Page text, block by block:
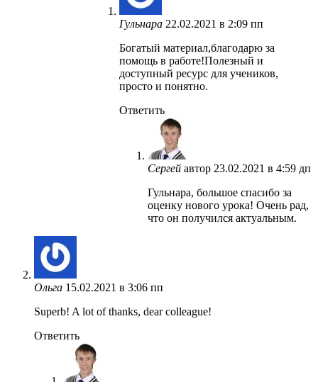
Гульнара 22.02.2021 в 2:09 пп
Богатый материал,благодарю за
помощь в работе!Полезный и
доступный ресурс для учеников,
просто и понятно.
Ответить
Сергей автор 23.02.2021 в 4:59 дп
Гульнара, большое спасибо за
оценку нового урока! Очень рад,
что он получился актуальным.
Ольга 15.02.2021 в 3:06 пп
Superb! A lot of thanks, dear colleague!
Ответить